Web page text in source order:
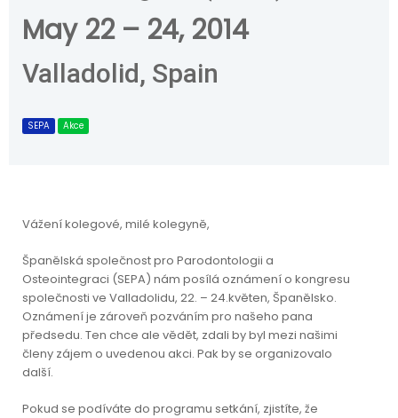
May 22 – 24, 2014
Valladolid, Spain
SEPA Akce
Vážení kolegové, milé kolegyně,
Španělská společnost pro Parodontologii a
Osteointegraci (SEPA) nám posílá oznámení o kongresu
společnosti ve Valladolidu, 22. – 24.květen, Španělsko.
Oznámení je zároveň pozváním pro našeho pana
předsedu. Ten chce ale vědět, zdali by byl mezi našimi
členy zájem o uvedenou akci. Pak by se organizovalo
další.
Pokud se podíváte do programu setkání, zjistíte, že